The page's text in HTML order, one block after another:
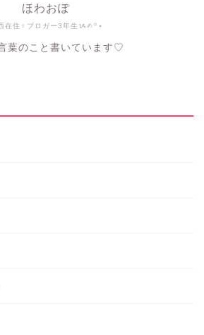
在住♀ブロガー3年生ᝰ✍︎꙳⋆
ほわおぽ
葉のこと書いています♡